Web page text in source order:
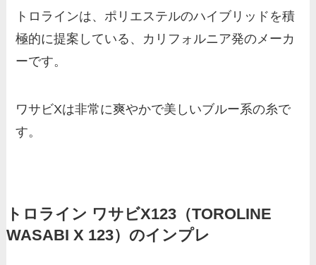
トロラインは、ポリエステルのハイブリッドを積
極的に提案している、カリフォルニア発のメーカ
ーです。
ワサビXは非常に爽やかで美しいブルー系の糸で
す。
トロライン ワサビX123（TOROLINE
WASABI X 123）のインプレ